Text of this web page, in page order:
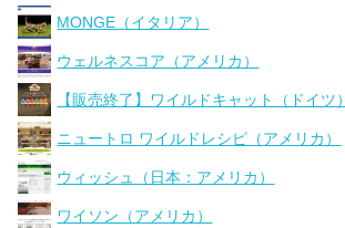
MONGE（イタリア）
ウェルネスコア（アメリカ）
【販売終了】ワイルドキャット（ドイツ）
ニュートロ ワイルドレシピ（アメリカ）
ウィッシュ（日本：アメリカ）
ワイソン（アメリカ）